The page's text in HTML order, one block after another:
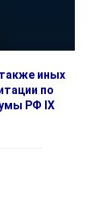
иных
по
РФ IX